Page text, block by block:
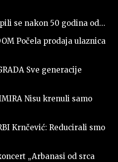
se nakon 50 godina od…
Počela prodaja ulaznica
Sve generacije
Nisu krenuli samo
Krnčević: Reducirali smo
„Arbanasi od srca